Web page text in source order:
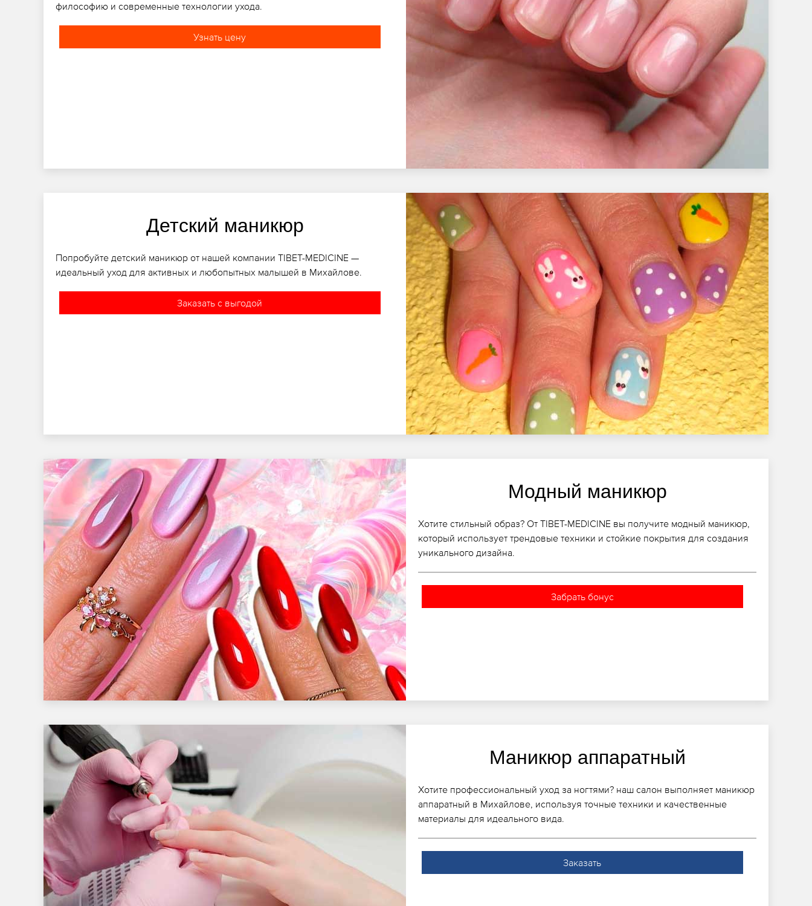
философию и современные технологии ухода.
Узнать цену
Детский маникюр
Попробуйте детский маникюр от нашей компании TIBET-MEDICINE —
идеальный уход для активных и любопытных малышей в Михайлове.
Заказать с выгодой
Модный маникюр
Хотите стильный образ? От TIBET-MEDICINE вы получите модный маникюр,
который использует трендовые техники и стойкие покрытия для создания
уникального дизайна.
Забрать бонус
Маникюр аппаратный
Хотите профессиональный уход за ногтями? наш салон выполняет маникюр
аппаратный в Михайлове, используя точные техники и качественные
материалы для идеального вида.
Заказать